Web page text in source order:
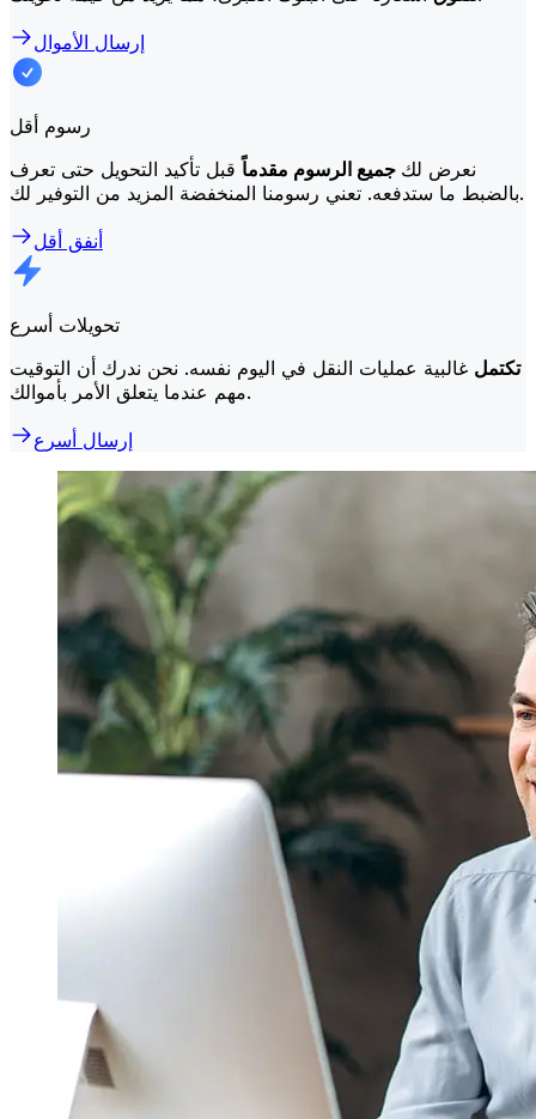
إرسال الأموال
رسوم أقل
نعرض لك جميع الرسوم مقدماًقبل تأكيد التحويل حتى تعرف
بالضبط ما ستدفعه. تعني رسومنا المنخفضة المزيد من التوفير لك.
أنفق أقل
تحويلات أسرع
تكتمل غالبية عمليات النقل في اليوم نفسه. نحن ندرك أن التوقيت
مهم عندما يتعلق الأمر بأموالك.
إرسال أسرع